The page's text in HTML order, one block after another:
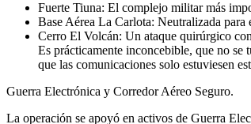
Fuerte Tiuna: El complejo militar más
Base Aérea La Carlota: Neutralizada
Cerro El Volcán: Un ataque quirúrgico
Es prácticamente inconcebible, que no se
que las comunicaciones solo estuviesen
Guerra Electrónica y Corredor Aéreo Seguro.
La operación se apoyó en activos de Guerra